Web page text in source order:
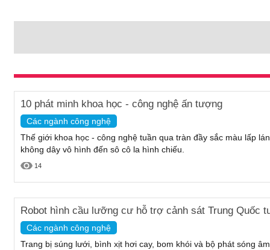
10 phát minh khoa học - công nghệ ấn tượng
Các ngành công nghệ
Thế giới khoa học - công nghệ tuần qua tràn đầy sắc màu lấp
không dây vô hình đến sô cô la hình chiếu.
14
Robot hình cầu lưỡng cư hỗ trợ cảnh sát Trung Quốc
Các ngành công nghệ
Trang bị súng lưới, bình xịt hơi cay, bom khói và bộ phát sóng